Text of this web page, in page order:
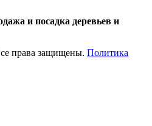
и посадка деревьев и
права защищены. Политика